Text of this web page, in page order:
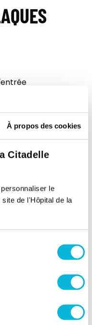
À propos des cookies
Citadelle
le
site de l'Hôpital de la
notre
!
de